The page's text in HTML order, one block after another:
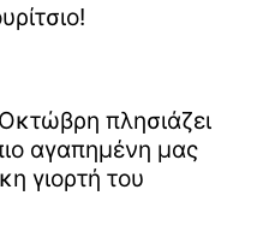
πλησιάζει
αγαπημένη μας
γιορτή του